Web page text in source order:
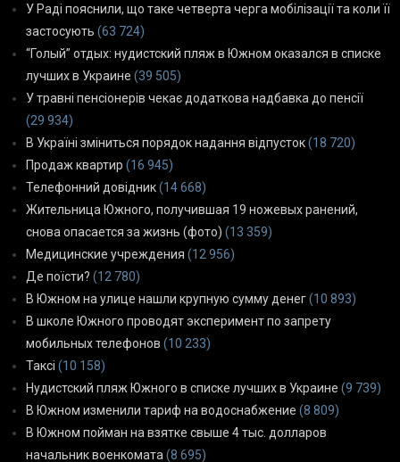
У Раді пояснили, що таке четверта черга мобілізації та коли її
застосують (63 724)
“Голый” отдых: нудистский пляж в Южном оказался в списке
лучших в Украине (39 505)
У травні пенсіонерів чекає додаткова надбавка до пенсії
(29 934)
В Україні зміниться порядок надання відпусток(18 720)
Продаж квартир (16 945)
Телефонний довідник(14 668)
Жительница Южного, получившая 19 ножевых ранений,
снова опасается за жизнь (фото) (13 359)
Медицинские учреждения (12 956)
Де поїсти? (12 780)
В Южном на улице нашли крупную сумму денег(10 893)
В школе Южного проводят эксперимент по запрету
мобильных телефонов (10 233)
Таксі (10 158)
Нудистский пляж Южного в списке лучших в Украине (9 739)
В Южном изменили тариф на водоснабжение (8 809)
В Южном пойман на взятке свыше 4 тыс. долларов
начальник военкомата (8 695)